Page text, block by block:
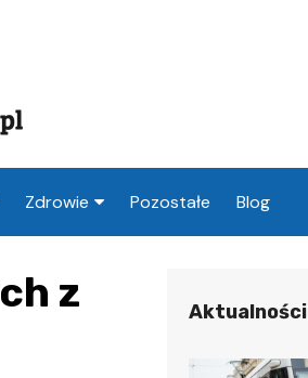
Zdrowie
Weterynarz
Lekarz Częstochowa
Pozostałe Blog
z
Aktualności